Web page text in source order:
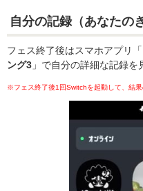
自分の記録（あなたの
フェス終了後はスマホアプリ
ング3 」で自分の詳細な記録を
※フェス終了後1回Switchを起動して、結